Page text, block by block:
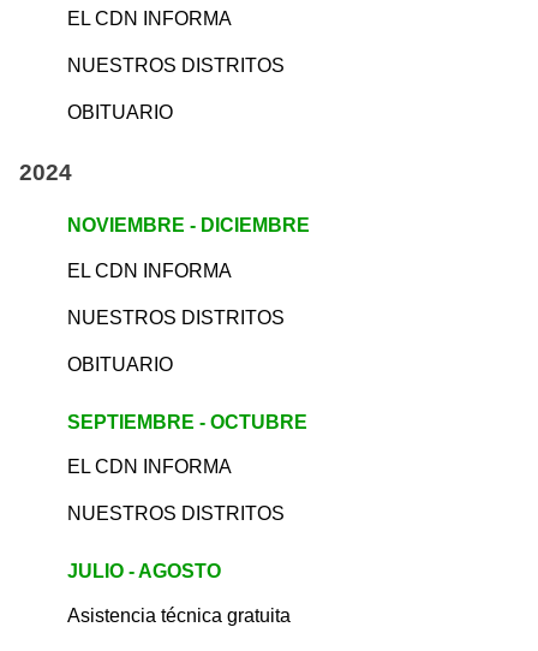
EL CDN INFORMA
NUESTROS DISTRITOS
OBITUARIO
2024
NOVIEMBRE - DICIEMBRE
EL CDN INFORMA
NUESTROS DISTRITOS
OBITUARIO
SEPTIEMBRE - OCTUBRE
EL CDN INFORMA
NUESTROS DISTRITOS
JULIO - AGOSTO
Asistencia técnica gratuita